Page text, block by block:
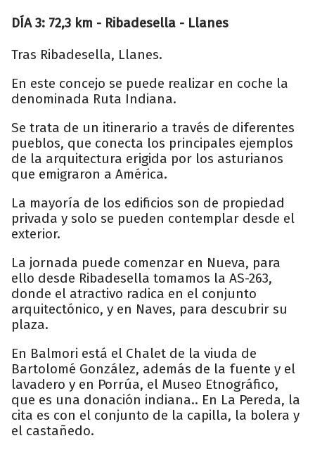
DÍA 3: 72,3 km - Ribadesella - Llanes
Tras Ribadesella, Llanes.
En este concejo se puede realizar en coche la
denominada Ruta Indiana.
Se trata de un itinerario a través de diferentes
pueblos, que conecta los principales ejemplos
de la arquitectura erigida por los asturianos
que emigraron a América.
La mayoría de los edificios son de propiedad
privada y solo se pueden contemplar desde el
exterior.
La jornada puede comenzar en Nueva, para
ello desde Ribadesella tomamos la AS-263,
donde el atractivo radica en el conjunto
arquitectónico, y en Naves, para descubrir su
plaza.
En Balmori está el Chalet de la viuda de
Bartolomé González, además de la fuente y el
lavadero y en Porrúa, el Museo Etnográfico,
que es una donación indiana.. En La Pereda, la
cita es con el conjunto de la capilla, la bolera y
el castañedo.